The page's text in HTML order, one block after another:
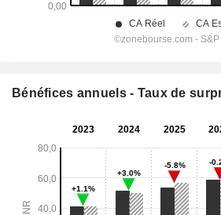
Bénéfices annuels - Taux de